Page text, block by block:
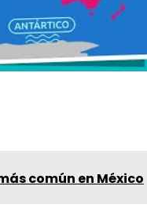
común en México